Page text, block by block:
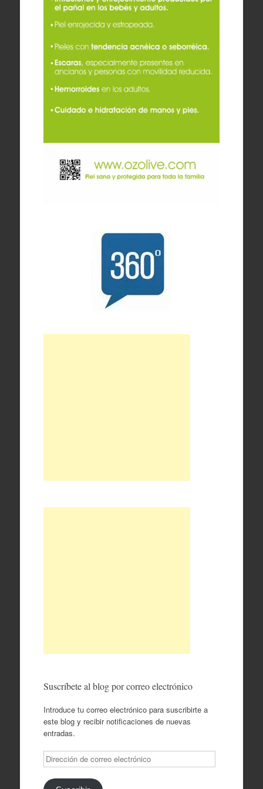
Suscríbete al blog por correo electrónico
Introduce tu correo electrónico para suscribirte a
este blog y recibir notificaciones de nuevas
entradas.
Dirección
de
correo